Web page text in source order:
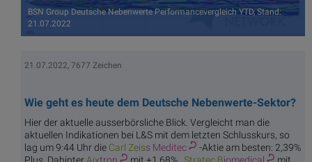
BSN Group Deutsche Nebenwerte Performancevergleich YTD, Stand:
21.07.2022
21.07.2022, 7677 Zeichen
Wie geht es heute dem Deutsche Nebenwerte-Sektor?
Hier der aktuelle ausserbörsliche Blick. Vergleicht man die
aktuellen Indikationen bei L&S mit dem letzten Schlusskurs, so
lag um 9:44 Uhr die Carl Zeiss Meditec
-Aktie am besten: 2,39%
Plus. DahinterAixtron mit +1,68% , Stratec Biomedical
mit